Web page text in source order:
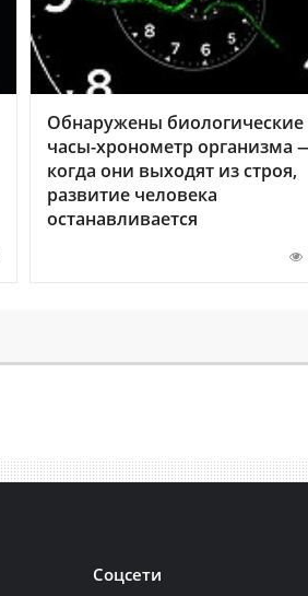
Обнаружены биологические
часы-хронометр организма
когда они выходят из строя,
развитие человека
останавливается
Соцсети